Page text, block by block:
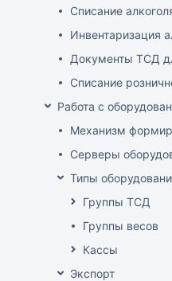
Списание
Инвентаризация
Документы ТСД
Списание
Работа с
Механизм
Серверы
Типы
Группы ТСД
Группы весов
Кассы
Экспорт